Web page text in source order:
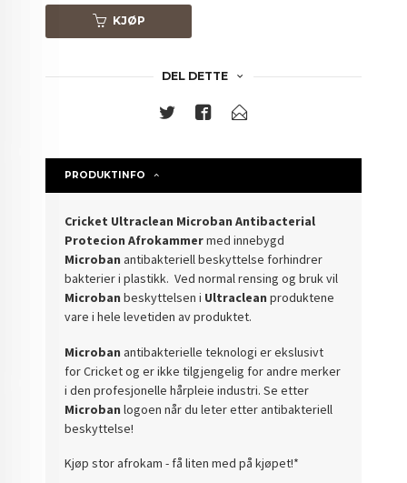
KJØP
DEL DETTE
PRODUKTINFO
Cricket Ultraclean Microban Antibacterial
Protecion Afrokammermed innebygd
Microban antibakteriell beskyttelse forhindrer
bakterier i plastikk. Ved normal rensing og bruk vil
Microbanbeskyttelsen i Ultracleanproduktene
vare i hele levetiden av produktet.
Microban antibakterielle teknologi er ekslusivt
for Cricket og er ikke tilgjengelig for andre merker
i den profesjonelle hårpleie industri. Se etter
Microbanlogoen når du leter etter antibakteriell
beskyttelse!
Kjøp stor afrokam - få liten med på kjøpet!*